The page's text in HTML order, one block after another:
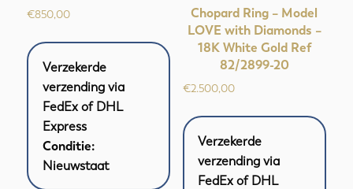
€850,00
Verzekerde
verzending via
FedEx of DHL
Express
Conditie:
Nieuwstaat
Chopard Ring – Model
LOVE with Diamonds –
18K White Gold Ref
82/2899-20
€2.500,00
Verzekerde
verzending via
FedEx of DHL